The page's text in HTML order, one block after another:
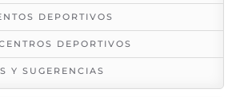
DEPORTIVOS
DEPORTIVOS
Y SUGERENCIAS